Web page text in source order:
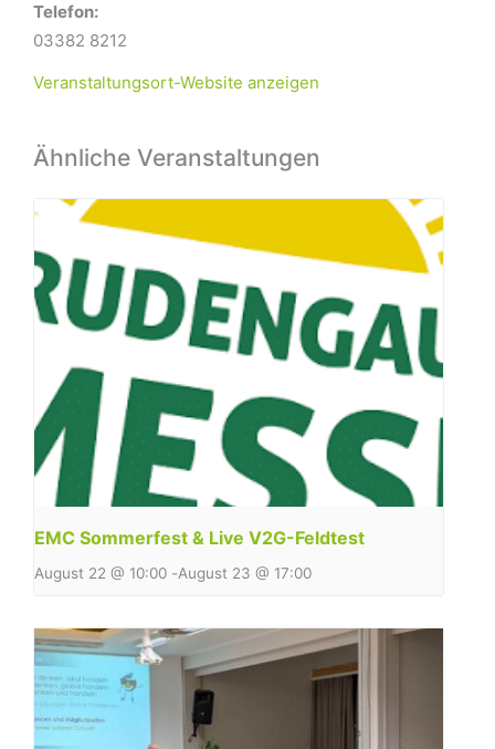
Telefon:
03382 8212
Veranstaltungsort-Website anzeigen
Ähnliche Veranstaltungen
EMC Sommerfest & Live V2G-Feldtest
August 22 @ 10:00 -August 23 @ 17:00